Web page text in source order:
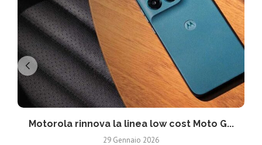
Motorola rinnova la linea low cost Moto G...
29 Gennaio 2026